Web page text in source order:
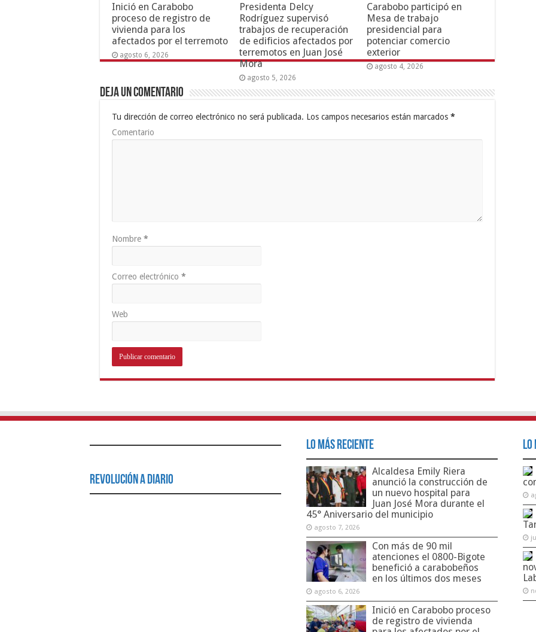
Inició en Carabobo
proceso de registro de
vivienda para los
afectados por el terremoto
agosto 6, 2026
Presidenta Delcy
Rodríguez supervisó
trabajos de recuperación
de edificios afectados por
terremotos en Juan José
Mora
agosto 5, 2026
Carabobo participó en
Mesa de trabajo
presidencial para
potenciar comercio
exterior
agosto 4, 2026
Deja un comentario
Tu dirección de correo electrónico no será publicada. Los campos necesarios están marcados *
Comentario
Nombre *
Correo electrónico *
Web
Revolución a Diario
Lo Más Reciente
Alcaldesa Emily Riera
anunció la construcción de
un nuevo hospital para
Juan José Mora durante el
45° Aniversario del municipio
agosto 7, 2026
Con más de 90 mil
atenciones el 0800-Bigote
benefició a carabobeños
en los últimos dos meses
agosto 6, 2026
Inició en Carabobo proceso
de registro de vivienda